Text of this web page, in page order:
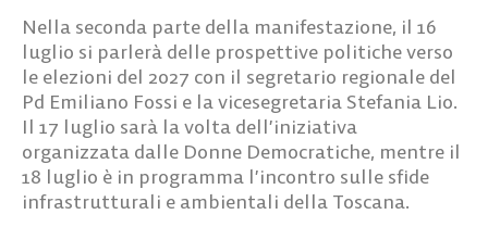
Nella seconda parte della manifestazione, il 16
luglio si parlerà delle prospettive politiche verso
le elezioni del 2027 con il segretario regionale del
Pd Emiliano Fossi e la vicesegretaria Stefania Lio.
Il 17 luglio sarà la volta dell’iniziativa
organizzata dalle Donne Democratiche, mentre il
18 luglio è in programma l’incontro sulle sfide
infrastrutturali e ambientali della Toscana.